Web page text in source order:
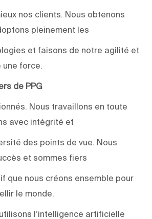
nos clients. Nous obtenons
pleinement les
et faisons de notre agilité et
une force.
de PPG
Nous travaillons en toute
avec intégrité et
des points de vue. Nous
et sommes fiers
que nous créons ensemble pour
le monde.
l’intelligence artificielle